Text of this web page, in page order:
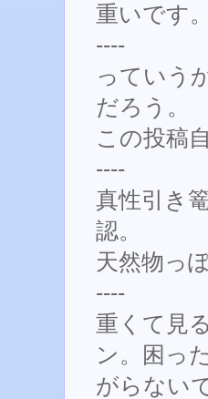
重いです。
----
っていう
だろう。
この投稿
----
真性引き
認。
天然物っ
----
重くて見
ン。困っ
がらない